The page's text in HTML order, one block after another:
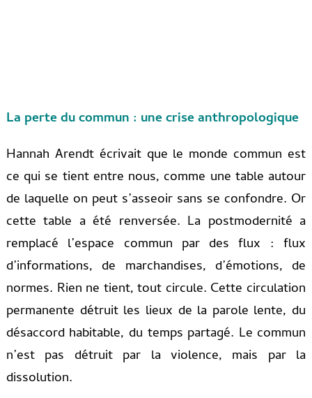
La perte du commun : une crise anthropologique
Hannah Arendt écrivait que le monde commun est
ce qui se tient entre nous, comme une table autour
de laquelle on peut s’asseoir sans se confondre. Or
cette table a été renversée. La postmodernité a
remplacé l’espace commun par des flux : flux
d’informations, de marchandises, d’émotions, de
normes. Rien ne tient, tout circule. Cette circulation
permanente détruit les lieux de la parole lente, du
désaccord habitable, du temps partagé. Le commun
n’est pas détruit par la violence, mais par la
dissolution.